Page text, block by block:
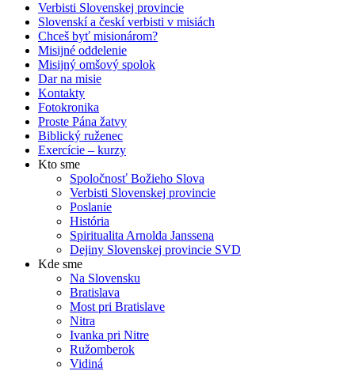
Verbisti Slovenskej provincie
Slovenskí a českí verbisti v misiách
Chceš byť misionárom?
Misijné oddelenie
Misijný omšový spolok
Dar na misie
Kontakty
Fotokronika
Proste Pána žatvy
Biblický ruženec
Exercície – kurzy
Kto sme
Spoločnosť Božieho Slova
Verbisti Slovenskej provincie
Poslanie
História
Spiritualita Arnolda Janssena
Dejiny Slovenskej provincie SVD
Kde sme
Na Slovensku
Bratislava
Most pri Bratislave
Nitra
Ivanka pri Nitre
Ružomberok
Vidiná